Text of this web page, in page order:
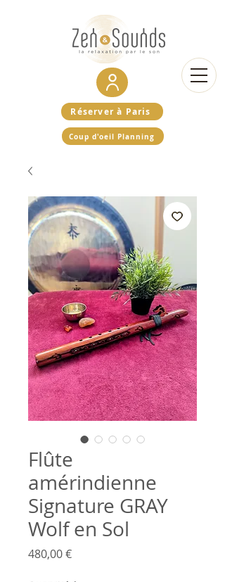
Réserver à Paris
Coup d'oeil Planning
Flûte
amérindienne
Signature GRAY
Wolf en Sol
480,00 €Prix